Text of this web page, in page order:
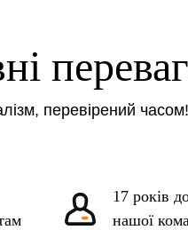
перевірений часом!
17 років
нашої